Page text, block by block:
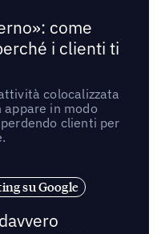
come
i clienti ti
colocalizzata
appare in modo
clienti per
su Google